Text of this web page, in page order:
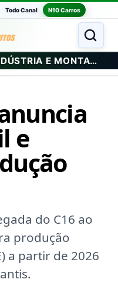
Todo Canal N10 Carros
INDÚSTRIA E MONTADORAS
e
do C16 ao
produção
a partir de 2026